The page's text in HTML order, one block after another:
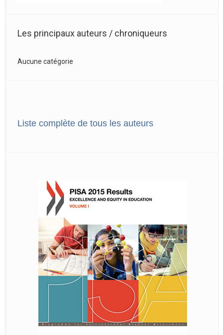
Les principaux auteurs / chroniqueurs
Aucune catégorie
Liste complète de tous les auteurs